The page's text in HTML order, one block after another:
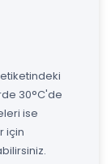
30°C'de
ise
için